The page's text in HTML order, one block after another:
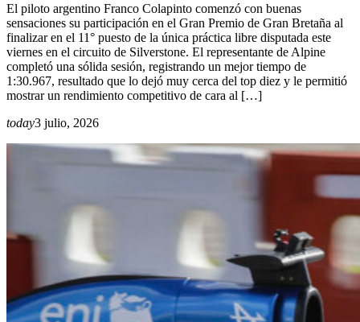
El piloto argentino Franco Colapinto comenzó con buenas
sensaciones su participación en el Gran Premio de Gran Bretaña al
finalizar en el 11° puesto de la única práctica libre disputada este
viernes en el circuito de Silverstone. El representante de Alpine
completó una sólida sesión, registrando un mejor tiempo de
1:30.967, resultado que lo dejó muy cerca del top diez y le permitió
mostrar un rendimiento competitivo de cara al […]
today3 julio, 2026